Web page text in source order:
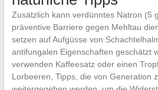
Zusätzlich kann verdünntes Natron (5
präventive Barriere gegen Mehltau
setzen auf Aufgüsse von
antifungalen Eigenschaften geschätzt
verwenden Kaffeesatz oder einen
Lorbeeren, Tipps, die von Generation